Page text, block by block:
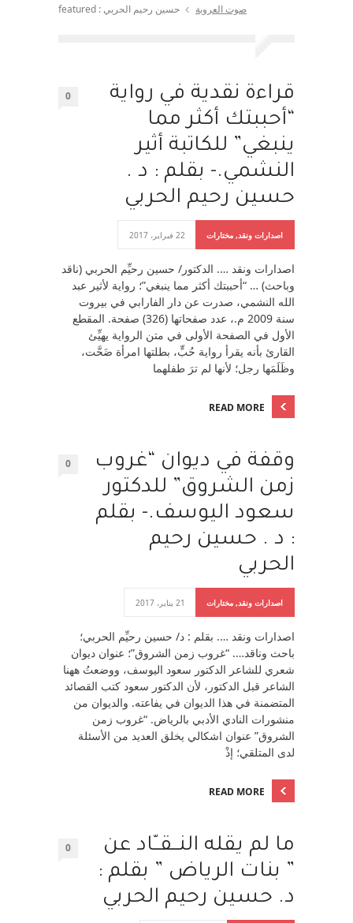
صوت العروبة حسين رحيم الحربي : featured
قراءة نقدية في رواية
“أحببتك أكثر مما
ينبغي” للكاتبة أثير
النشمي.- بقلم : د .
حسين رحيم الحربي
0
اصدارات ونقد, مختارات 22 فبراير، 2017
اصدارات ونقد …. الدكتور/ حسين رحيِّم الحربي (ناقد
وباحث) … “أحببتك أكثر مما ينبغي”؛ رواية لأثير عبد
الله النشمي، صدرت عن دار الفارابي في بيروت
سنة 2009 م.، عدد صفحاتها (326) صفحة. المقطع
الأول في الصفحة الأولى في متن الرواية يهيِّئ
القارئ بأنه يقرأ رواية حُبٍّ، بطلتها امرأة ضَحَّت،
وظَلَمَها رجل؛ لأنها لم ترَ طفلهما
READ MORE
وقفة في ديوان “غروب
زمن الشروق” للدكتور
سعود اليوسف.- بقلم
: د . حسين رحيم
الحربي
0
اصدارات ونقد, مختارات 21 يناير، 2017
اصدارات ونقد …. بقلم : د/ حسين رحيِّم الحربي؛
باحث وناقد…. “غروب زمن الشروق”؛ عنوان ديوان
شعري للشاعر الدكتور سعود اليوسف، ووضعتُ ههنا
الشاعر قبل الدكتور، لأن الدكتور سعود كتب القصائد
المتضمنة في هذا الديوان في يفاعته. والديوان من
منشورات النادي الأدبي بالرياض. “غروب زمن
الشروق” عنوان اشكالي يخلق العديد من الأسئلة
لدى المتلقي؛ إذْ
READ MORE
ما لم يقله النــقــّاد عن
” بنات الرياض ” بقلم :
د. حسين رحيم الحربي
0